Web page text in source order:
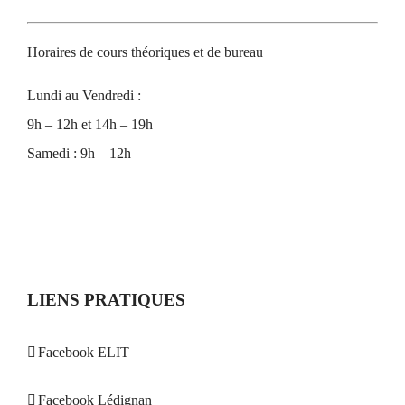
Horaires de cours théoriques et de bureau
Lundi au Vendredi :
9h – 12h et 14h – 19h
Samedi : 9h – 12h
LIENS PRATIQUES
Facebook ELIT
Facebook Lédignan